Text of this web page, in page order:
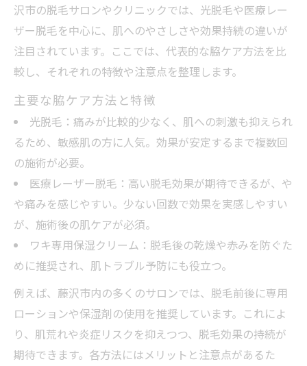
沢市の脱毛サロンやクリニックでは、光脱毛や医療レー
ザー脱毛を中心に、肌へのやさしさや効果持続の違いが
注目されています。ここでは、代表的な脇ケア方法を比
較し、それぞれの特徴や注意点を整理します。
主要な脇ケア方法と特徴
光脱毛：痛みが比較的少なく、肌への刺激も抑えられ
るため、敏感肌の方に人気。効果が安定するまで複数回
の施術が必要。
医療レーザー脱毛：高い脱毛効果が期待できるが、や
や痛みを感じやすい。少ない回数で効果を実感しやすい
が、施術後の肌ケアが必須。
ワキ専用保湿クリーム：脱毛後の乾燥や赤みを防ぐた
めに推奨され、肌トラブル予防にも役立つ。
例えば、藤沢市内の多くのサロンでは、脱毛前後に専用
ローションや保湿剤の使用を推奨しています。これによ
り、肌荒れや炎症リスクを抑えつつ、脱毛効果の持続が
期待できます。各方法にはメリットと注意点があるた